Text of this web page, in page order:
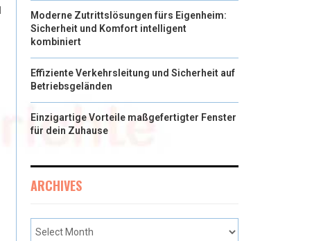
Moderne Zutrittslösungen fürs Eigenheim:
Sicherheit und Komfort intelligent
kombiniert
Effiziente Verkehrsleitung und Sicherheit auf
Betriebsgeländen
Einzigartige Vorteile maßgefertigter Fenster
für dein Zuhause
ARCHIVES